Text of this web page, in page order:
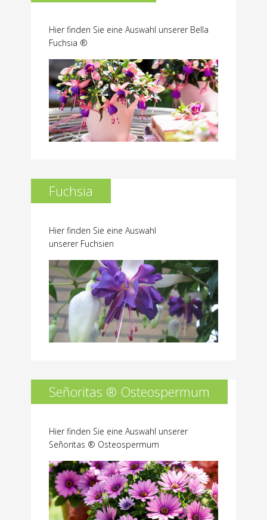
Hier finden Sie eine Auswahl unserer Bella
Fuchsia ®
Fuchsia
Hier finden Sie eine Auswahl
unserer Fuchsien
Señoritas ® Osteospermum
Hier finden Sie eine Auswahl unserer
Señoritas ® Osteospermum